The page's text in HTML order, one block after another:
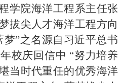
学院海洋工程系主任张
拔尖人才海洋工程方向
”之名源自习近平总书
校庆回信中 “努力培养
当时代重任的优秀海洋